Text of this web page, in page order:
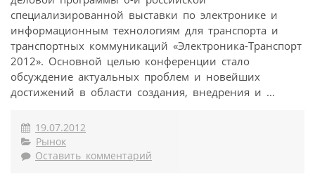
специализированной выставки по электронике и
информационным технологиям для транспорта и
транспортных коммуникаций «Электроника-Транспорт
2012». Основной целью конференции стало
обсуждение актуальных проблем и новейших
достижений в области создания, внедрения и ...
19.07.2012
Рынок
Оставить комментарий